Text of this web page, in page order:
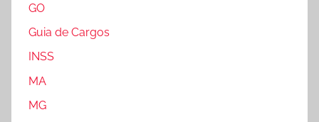
GO
Guia de Cargos
INSS
MA
MG